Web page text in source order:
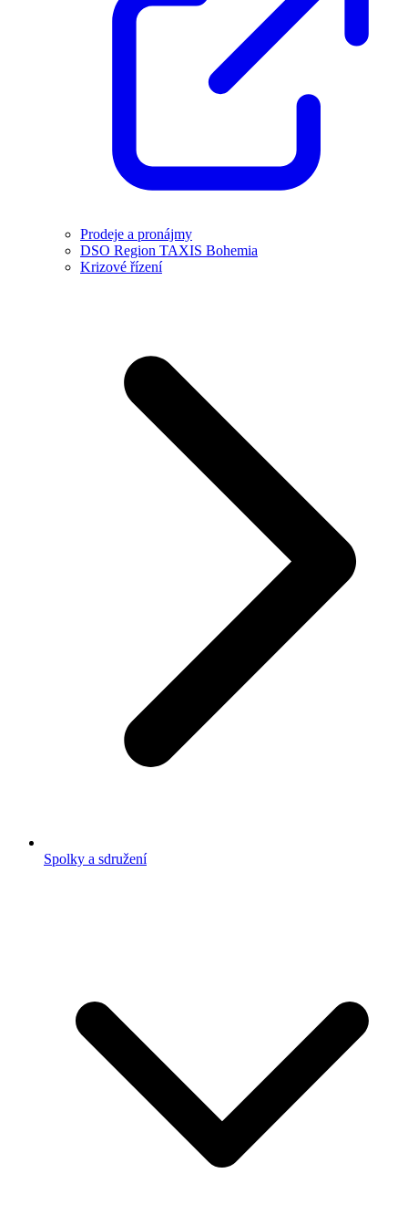
Prodeje a pronájmy
DSO Region TAXIS Bohemia
Krizové řízení
Spolky a sdružení